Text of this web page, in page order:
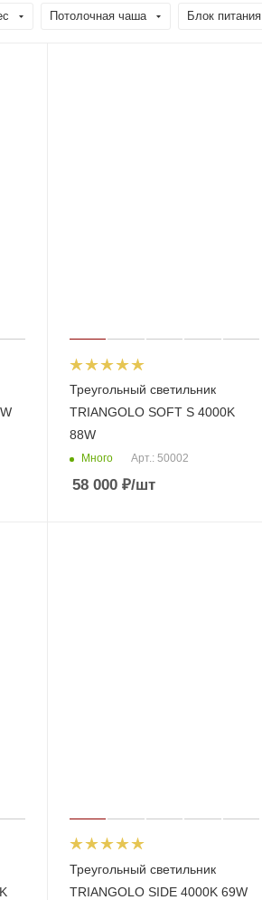
Потолочная чаша Блок питания
Треугольный светильник
TRIANGOLO SOFT S 4000K
88W
Много Арт.: 50002
58 000₽/шт
Треугольный светильник
TRIANGOLO SIDE 4000K 69W